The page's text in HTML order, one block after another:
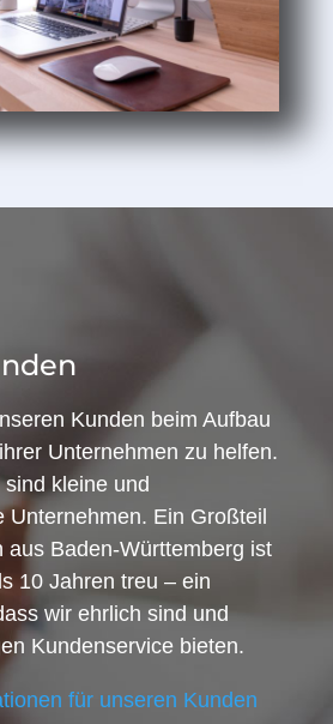
Kunden beim Aufbau
Unternehmen zu helfen.
kleine und
Unternehmen. Ein Großteil
aus Baden-Württemberg ist
10 Jahren treu – ein
wir ehrlich sind und
Kundenservice bieten.
für unseren Kunden